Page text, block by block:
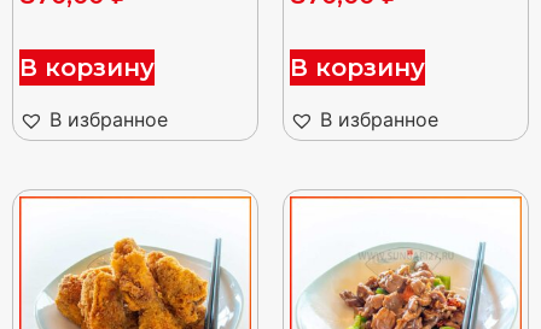
В корзину
В избранное
В корзину
В избранное